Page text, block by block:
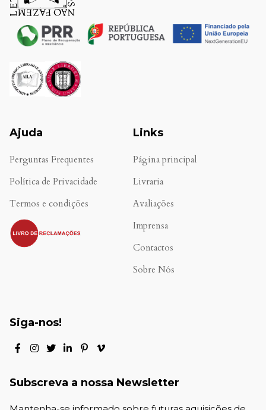
Ajuda
Perguntas Frequentes
Política de Privacidade
Termos e condições
.
Links
Página principal
Livraria
Avaliações
Imprensa
Contactos
Sobre Nós
Siga-nos!
Subscreva a nossa Newsletter